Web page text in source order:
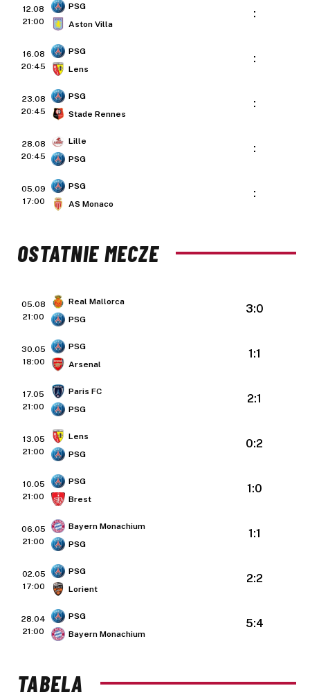
12.08
21:00
PSG
Aston Villa
:
16.08
20:45
PSG
Lens
:
23.08
20:45
PSG
Stade Rennes
:
28.08
20:45
Lille
PSG
:
05.09
17:00
PSG
AS Monaco
:
OSTATNIE MECZE
05.08
21:00
Real Mallorca
PSG
3:0
30.05
18:00
PSG
Arsenal
1:1
17.05
21:00
Paris FC
PSG
2:1
13.05
21:00
Lens
PSG
0:2
10.05
21:00
PSG
Brest
1:0
06.05
21:00
Bayern Monachium
PSG
1:1
02.05
17:00
PSG
Lorient
2:2
28.04
21:00
PSG
Bayern Monachium
5:4
TABELA